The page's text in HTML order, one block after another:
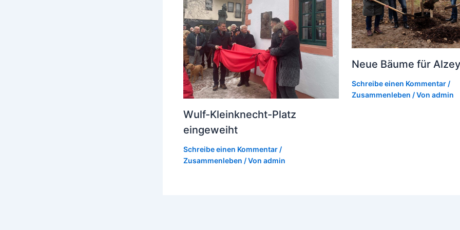
Wulf-Kleinknecht-Platz
eingeweiht
Schreibe einen Kommentar /
Zusammenleben / Von admin
Neue Bäume für Alzey
Schreibe einen Kommentar /
Zusammenleben / Von admin